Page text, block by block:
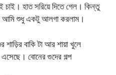
হাত সরিয়ে দিতে গেল। কিন্তু
আমি শুধু একটু আলগা করলাম।
বাকি টা আর শায়া খুলে
বোনের গুদের গল্প